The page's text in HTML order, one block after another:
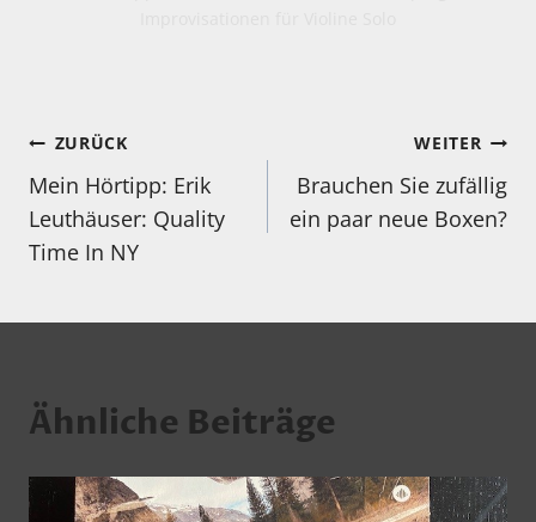
Beitragsnavigation
ZURÜCK
Mein Hörtipp: Erik
Leuthäuser: Quality
Time In NY
WEITER
Brauchen Sie zufällig
ein paar neue Boxen?
Ähnliche Beiträge